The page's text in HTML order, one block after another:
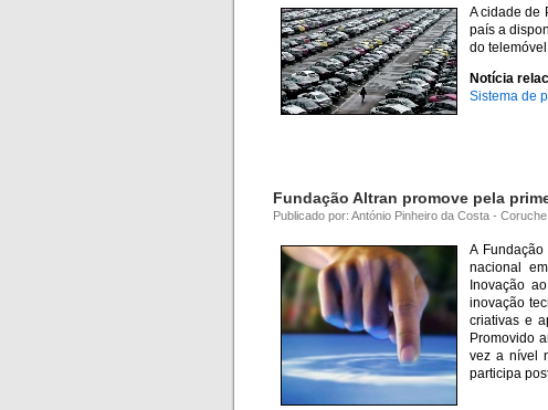
A cidade de
país a
do
Notícia
Sistema de
Fundação Altran promove pela
Publicado por: António Pinheiro da Costa -
A
nacional
Inovação
inovação
criativas e
Promovido
vez a nível
participa